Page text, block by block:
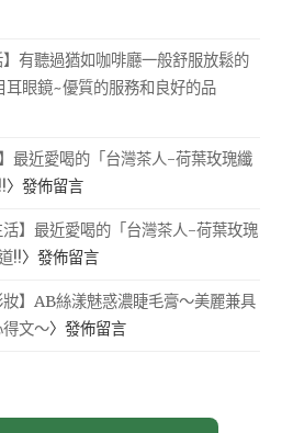
】有聽過猶如咖啡廳一般舒服放鬆的
眼鏡~優質的服務和良好的品
】最近愛喝的「台灣茶人-荷葉玫瑰纖
〉發佈留言
活】最近愛喝的「台灣茶人-荷葉玫瑰
!!〉發佈留言
妝】AB絲漾魅惑濃睫毛膏～美麗兼具
文～〉發佈留言